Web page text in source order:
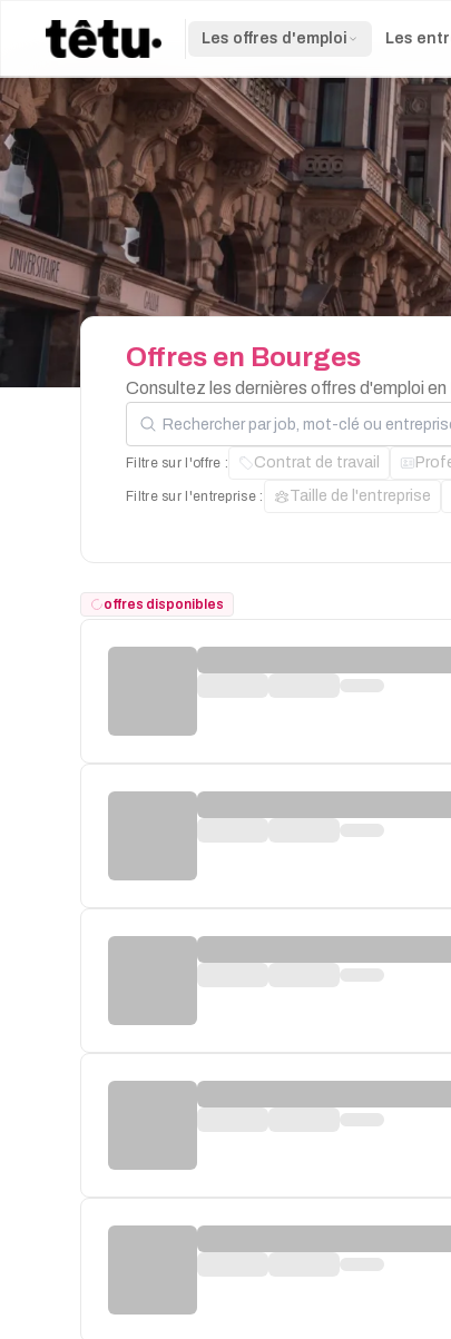
Les offres d'emploi Les
Offres en Bourges
Consultez les dernières offres d'emploi
Rechercher par job, mot-clé ou entreprise
Filtre sur l'offre : Contrat de travail
Filtre sur l'entreprise : Taille de l'entreprise
offres disponibles